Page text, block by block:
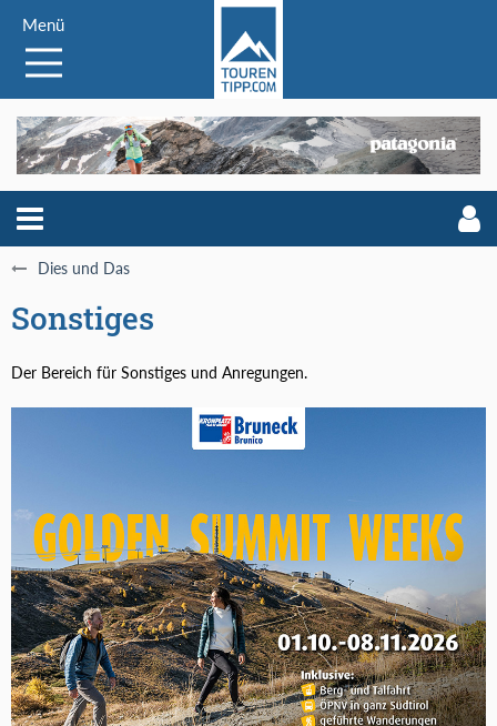
Menü
Dies und Das
Sonstiges
Der Bereich für Sonstiges und Anregungen.